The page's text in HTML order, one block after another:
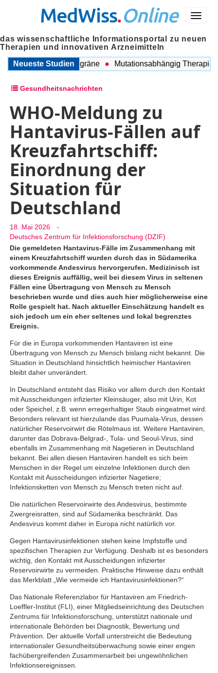
Menü
MedWiss.Online
das wissenschaftliche Informationsportal zu neuen
Therapien und innovativen Arzneimitteln
Neueste Studien
COPD und Migräne Mutationsabhängig Therapie
Gesundheitsnachrichten
WHO-Meldung zu
Hantavirus-Fällen auf
Kreuzfahrtschiff:
Einordnung der
Situation für
Deutschland
18. Mai 2026
-
Deutsches Zentrum für Infektionsforschung (DZIF)
Die gemeldeten Hantavirus-Fälle im Zusammenhang mit
einem Kreuzfahrtschiff wurden durch das in Südamerika
vorkommende Andesvirus hervorgerufen. Medizinisch ist
dieses Ereignis auffällig, weil bei diesem Virus in seltenen
Fällen eine Übertragung von Mensch zu Mensch
beschrieben wurde und dies auch hier möglicherweise eine
Rolle gespielt hat. Nach aktueller Einschätzung handelt es
sich jedoch um ein eher seltenes und lokal begrenztes
Ereignis.
Für die in Europa vorkommenden Hantaviren ist eine
Übertragung von Mensch zu Mensch bislang nicht bekannt. Die
Situation in Deutschland hinsichtlich heimischer Hantaviren
bleibt daher unverändert.
In Deutschland entsteht das Risiko vor allem durch den Kontakt
mit Ausscheidungen infizierter Kleinsäuger, also mit Urin, Kot
oder Speichel, z.B. wenn erregerhaltiger Staub eingeatmet wird.
Besonders relevant ist hierzulande das Puumala-Virus, dessen
natürlicher Reservoirwirt die Rötelmaus ist. Weitere Hantaviren,
darunter das Dobrava-Belgrad-, Tula- und Seoul-Virus, sind
ebenfalls im Zusammenhang mit Nagetieren in Deutschland
bekannt. Bei allen diesen Hantaviren handelt es sich beim
Menschen in der Regel um einzelne Infektionen durch den
Kontakt mit Ausscheidungen infizierter Nagetiere;
Infektionsketten von Mensch zu Mensch treten nicht auf.
Die natürlichen Reservoirwirte des Andesvirus, bestimmte
Zwergreisratten, sind auf Südamerika beschränkt. Das
Andesvirus kommt daher in Europa nicht natürlich vor.
Gegen Hantavirusinfektionen stehen keine Impfstoffe und
spezifischen Therapien zur Verfügung. Deshalb ist es besonders
wichtig, den Kontakt mit Ausscheidungen infizierter
Reservoirwirte zu vermeiden. Praktische Hinweise dazu enthält
das Merkblatt „Wie vermeide ich Hantavirusinfektionen?“
Das Nationale Referenzlabor für Hantaviren am Friedrich-
Loeffler-Institut (FLI), einer Mitgliedseinrichtung des Deutschen
Zentrums für Infektionsforschung, unterstützt nationale und
internationale Behörden bei Diagnostik, Bewertung und
Prävention. Der aktuelle Vorfall unterstreicht die Bedeutung
internationaler Gesundheitsüberwachung sowie einer engen
fachübergreifenden Zusammenarbeit bei ungewöhnlichen
Infektionsereignissen.